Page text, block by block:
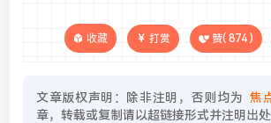
收藏 打赏 赞( 874 )
文章版权声明：除非注明，否则均为 焦
章，转载或复制请以超链接形式并注明出处